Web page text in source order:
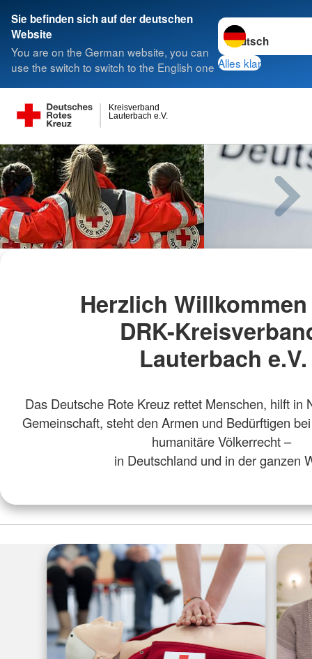
Sie befinden sich auf der deutschen
Website
You are on the German website, you can
use the switch to switch to the English one
Sprache wechseln
Alles klar
Lauterbach e.V.
Kreisverband
Herzlich
DRK-
Lauterbach e.V.
Das Deutsche Rote Kreuz rettet Menschen, hilft in
Gemeinschaft, steht den Armen und Bedürftigen
humanitäre Völkerrecht –
in Deutschland und in der ganzen